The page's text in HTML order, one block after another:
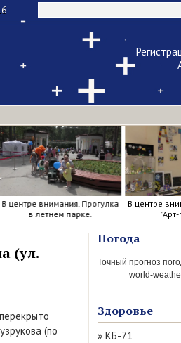
Чужой
Напомнить
В центре внимания. Прогулка
в летнем парке.
В центре
(ул.
(по
Погода
world-
Здоровье
» КБ-71